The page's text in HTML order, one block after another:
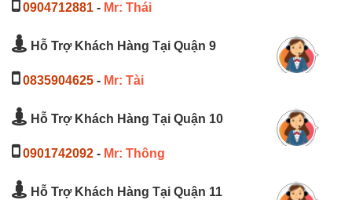
0904712881 - Mr: Thái
Hỗ Trợ Khách Hàng Tại Quận 9
0835904625 - Mr: Tài
Hỗ Trợ Khách Hàng Tại Quận 10
0901742092 - Mr: Thông
Hỗ Trợ Khách Hàng Tại Quận 11